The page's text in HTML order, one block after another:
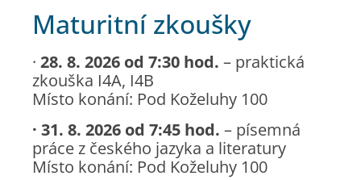
Maturitní zkoušky
· 28. 8. 2026 od 7:30 hod. – praktická
zkouška I4A, I4B
Místo konání: Pod Koželuhy 100
· 31. 8. 2026 od 7:45 hod. – písemná
práce z českého jazyka a literatury
Místo konání: Pod Koželuhy 100